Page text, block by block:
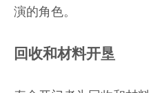
演的角色。
回收和材料开垦